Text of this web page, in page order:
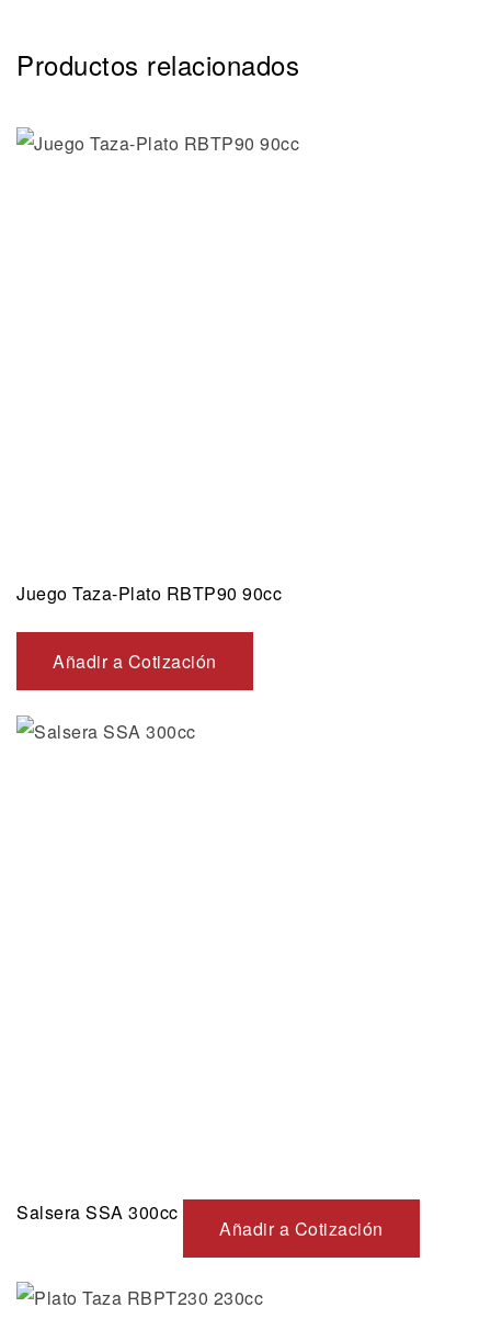
Productos relacionados
Juego Taza-Plato RBTP90 90cc
Añadir a Cotización
Salsera SSA 300cc
Añadir a Cotización